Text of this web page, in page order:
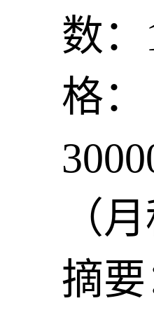
数：
格：
（
摘